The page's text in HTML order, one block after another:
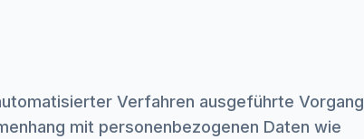
Verfahren ausgeführte Vorgang
mit personenbezogenen Daten wie